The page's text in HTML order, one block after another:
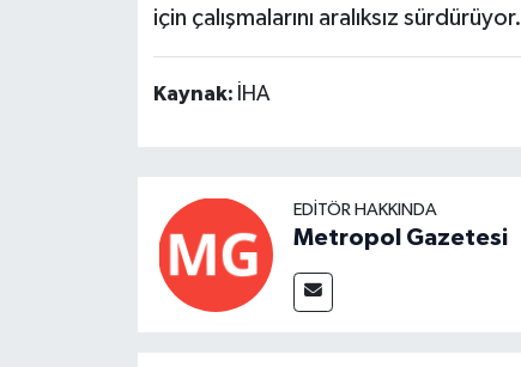
için çalışmalarını aralıksız sürdürüyor.
Kaynak: İHA
EDITÖR HAKKINDA
Metropol Gazetesi